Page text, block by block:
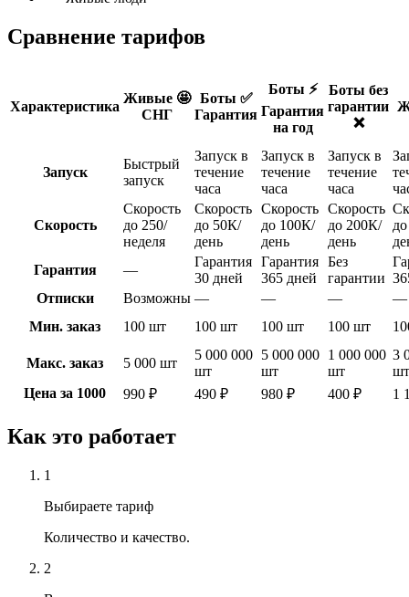
Сравнение тарифов
Характеристика
Живые 🤩
СНГ
Боты ✅
Гарантия
Боты ⚡️
Гарантия
на год
Боты без
гарантии
❌
Запуск
Быстрый
запуск
Запуск в
течение
часа
Запуск в
течение
часа
Запуск в
течение
часа
Скорость
Скорость
до 250/
неделя
Скорость
до 50К/
день
Скорость
до 100К/
день
Скорость
до 200К/
день
Гарантия
—
Гарантия
30 дней
Гарантия
365 дней
Без
гарантии
Отписки
Возможны — — —
—
Мин. заказ
100 шт 100 шт 100 шт 100 шт
Макс. заказ 5 000 шт
5 000 000
шт
5 000 000
шт
1 000 000
шт
3
шт
Цена за 1000
990 ₽ 490 ₽ 980 ₽ 400 ₽ 1
Как это работает
1
Выбираете тариф
Количество и качество.
2